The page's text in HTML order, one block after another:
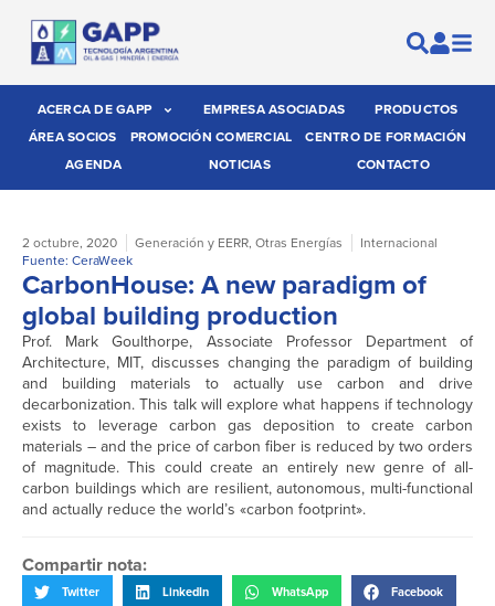
ACERCA DE GAPP EMPRESA ASOCIADAS
PRODUCTOS
ÁREA SOCIOS
PROMOCIÓN COMERCIAL
CENTRO DE FORMACIÓN
AGENDA
NOTICIAS CONTACTO
2 octubre, 2020 Generación y EERR, Otras Energías
Internacional
Fuente: CeraWeek
CarbonHouse: A new paradigm of
global building production
Prof. Mark Goulthorpe, Associate Professor Department of
Architecture, MIT, discusses changing the paradigm of building
and building materials to actually use carbon and drive
decarbonization. This talk will explore what happens if technology
exists to leverage carbon gas deposition to create carbon
materials – and the price of carbon fiber is reduced by two orders
of magnitude. This could create an entirely new genre of all-
carbon buildings which are resilient, autonomous, multi-functional
and actually reduce the world’s «carbon footprint».
Compartir nota:
Twitter LinkedIn WhatsApp Facebook